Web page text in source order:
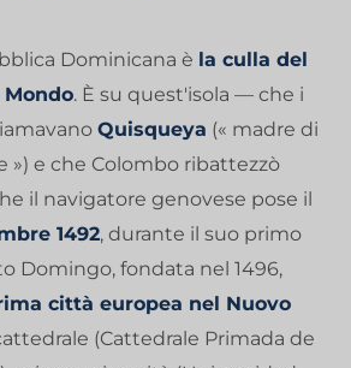
Dominicana è la culla del
Mondo. È su quest'isola — che i
Quisqueya (« madre di
») e che Colombo ribattezzò
il navigatore genovese pose il
1492, durante il suo primo
Domingo, fondata nel 1496,
città europea nel Nuovo
(Cattedrale Primada de